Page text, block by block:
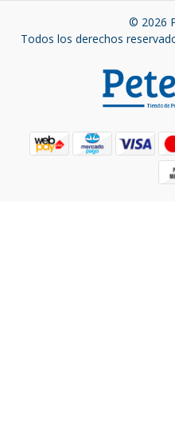
© 2026
Todos los derechos